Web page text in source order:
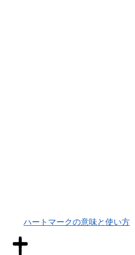
ハートマークの意味と使い方